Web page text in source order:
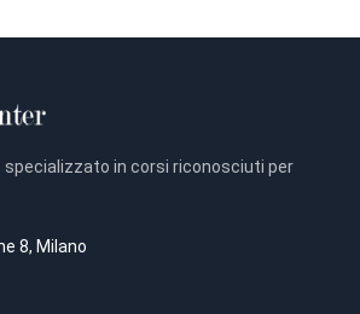
in corsi riconosciuti per
8, Milano